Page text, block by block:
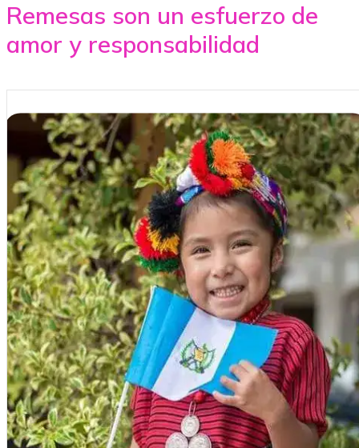
Remesas son un esfuerzo de
amor y responsabilidad